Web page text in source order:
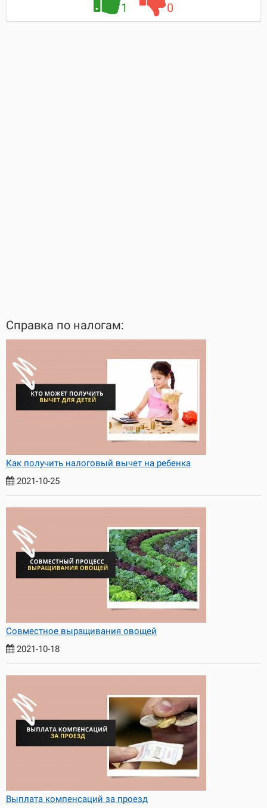
1 0
Справка по налогам:
Как получить налоговый вычет на ребенка
2021-10-25
Совместное выращивания овощей
2021-10-18
Выплата компенсаций за проезд